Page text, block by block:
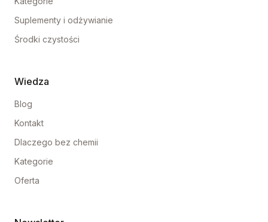
Suplementy i odżywianie
Środki czystości
Wiedza
Blog
Kontakt
Dlaczego bez chemii
Kategorie
Oferta